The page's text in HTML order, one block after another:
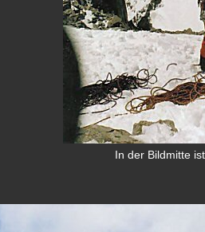
In der Bildmitte